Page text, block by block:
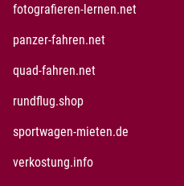
fotografieren-lernen.netöffnet in
panzer-fahren.netöffnet in
quad-fahren.netöffnet in neuem
rundflug.shopöffnet in neuem
sportwagen-mieten.de
verkostung.infoöffnet in neuem